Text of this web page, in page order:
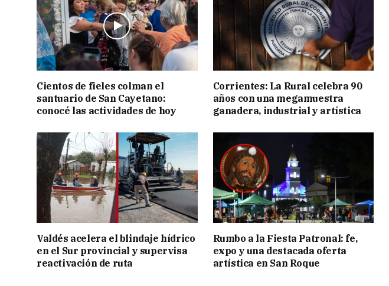
Cientos de fieles colman el
santuario de San Cayetano:
conocé las actividades de hoy
Corrientes: La Rural celebra 90
años con una megamuestra
ganadera, industrial y artística
Valdés acelera el blindaje hídrico
en el Sur provincial y supervisa
reactivación de ruta
Rumbo a la Fiesta Patronal: fe,
expo y una destacada oferta
artística en San Roque